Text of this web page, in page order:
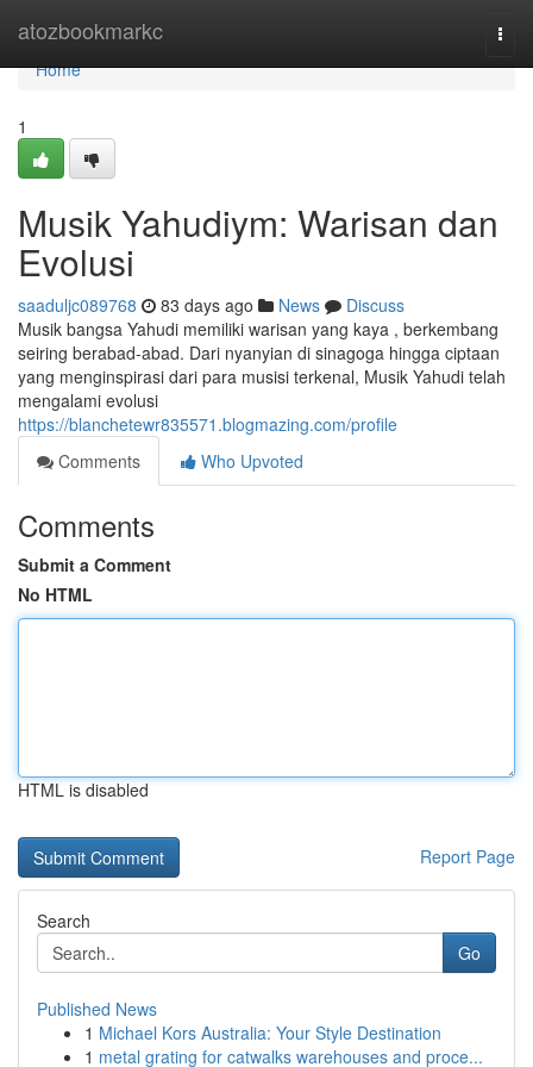
atozbookmarkc
Home
Home
1
Musik Yahudiym: Warisan dan
Evolusi
saaduljc089768 83 days ago News
Discuss
Musik bangsa Yahudi memiliki warisan yang kaya , berkembang
seiring berabad-abad. Dari nyanyian di sinagoga hingga ciptaan
yang menginspirasi dari para musisi terkenal, Musik Yahudi telah
mengalami evolusi
https://blanchetewr835571.blogmazing.com/profile
Comments
Who Upvoted
Comments
Submit a Comment
No HTML
HTML is disabled
Report Page
Search
Go
Published News
1 Michael Kors Australia: Your Style Destination
1 metal grating for catwalks warehouses and proce...